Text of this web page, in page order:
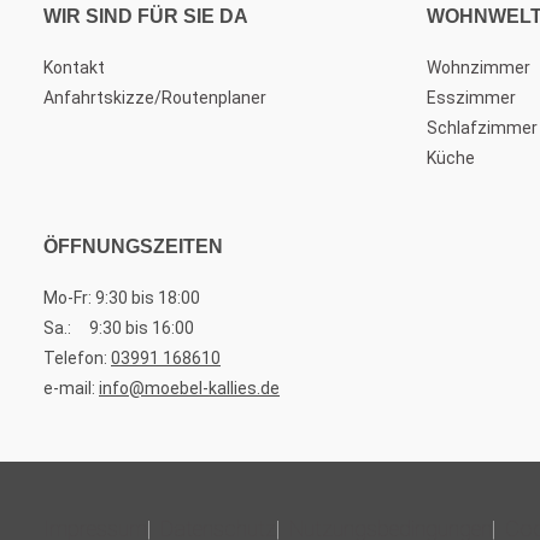
WIR SIND FÜR SIE DA
Kontakt
Anfahrtskizze/Routenplaner
Wohnzimmer
Esszimmer
Schlafzimmer
Küche
ÖFFNUNGSZEITEN
Mo-Fr: 9:30 bis 18:00
Sa.: 9:30 bis 16:00
Telefon: 03991 168610
e-mail: info@moebel-kallies.de